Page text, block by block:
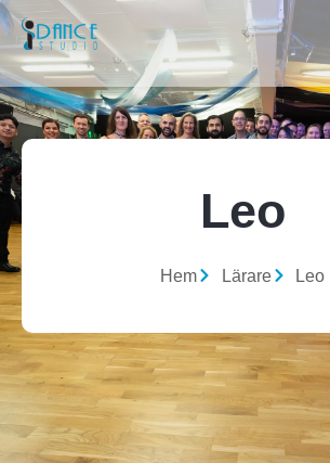
Leo
Hem Lärare Leo